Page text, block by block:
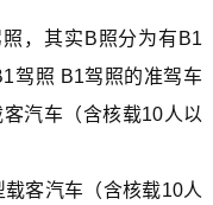
，其实B照分为有B1
驾照 B1驾照的准驾车
汽车（含核载10人以
客汽车（含核载10人